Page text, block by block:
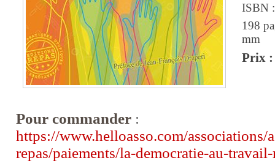
ISBN
198
mm
Prix :
Pour commander:
https://www.helloasso.com/associations/
repas/paiements/la-democratie-au-